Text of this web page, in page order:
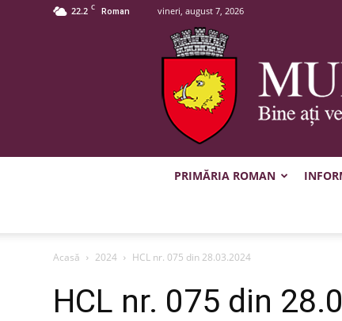
22.2 C Roman vineri, august 7, 2026
PRIMĂRIA ROMAN
Acasă 2024 HCL nr. 075 din 28.03.2024
HCL nr. 075 din